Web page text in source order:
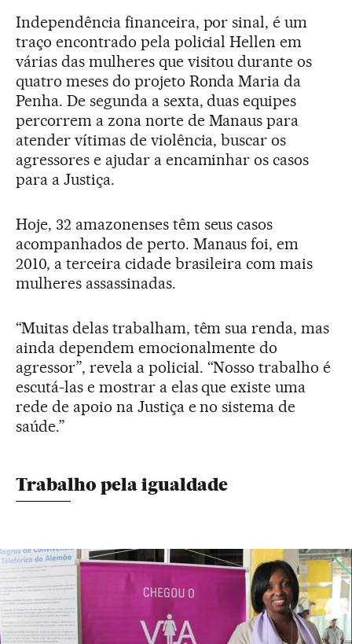
Independência financeira, por sinal, é um
traço encontrado pela policial Hellen em
várias das mulheres que visitou durante os
quatro meses do projeto Ronda Maria da
Penha. De segunda a sexta, duas equipes
percorrem a zona norte de Manaus para
atender vítimas de violência, buscar os
agressores e ajudar a encaminhar os casos
para a Justiça.
Hoje, 32 amazonenses têm seus casos
acompanhados de perto. Manaus foi, em
2010, a terceira cidade brasileira com mais
mulheres assassinadas.
“Muitas delas trabalham, têm sua renda, mas
ainda dependem emocionalmente do
agressor”, revela a policial. “Nosso trabalho é
escutá-las e mostrar a elas que existe uma
rede de apoio na Justiça e no sistema de
saúde.”
Trabalho pela igualdade